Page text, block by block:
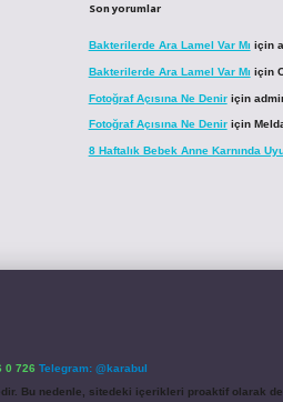
Son yorumlar
Bakterilerde Ara Lamel Var Mı için
Bakterilerde Ara Lamel Var Mı için
Fotoğraf Açısına Ne Deniriçin
Fotoğraf Açısına Ne Deniriçin
8 Haftalık Bebek Anne Karnında
0 726 Telegram: @karabul
Bu nedenle, sitedeki içerikleri proaktif olarak